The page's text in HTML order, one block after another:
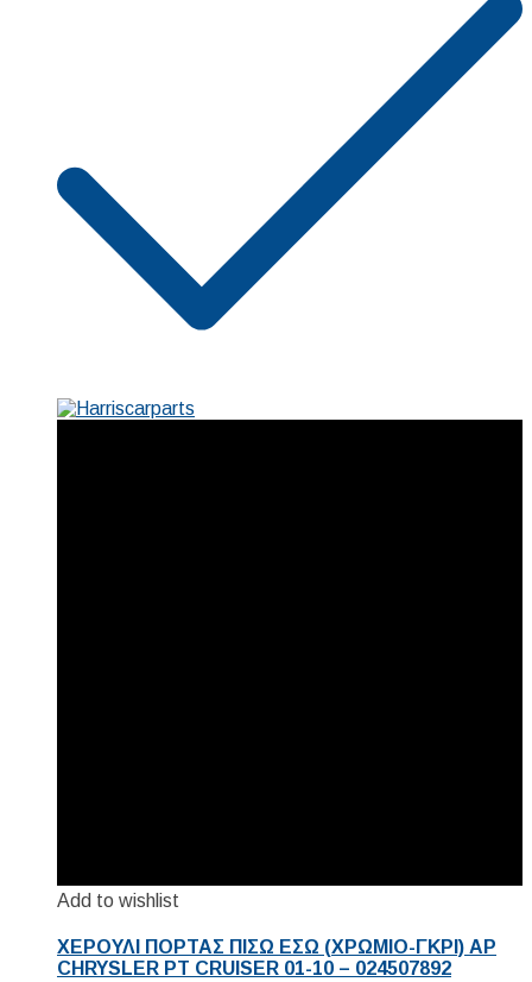
Add to wishlist
ΧΕΡΟΥΛΙ ΠΟΡΤΑΣ ΠΙΣΩ ΕΣΩ (ΧΡΩΜΙΟ-ΓΚΡΙ) ΑΡ
CHRYSLER PT CRUISER 01-10 – 024507892